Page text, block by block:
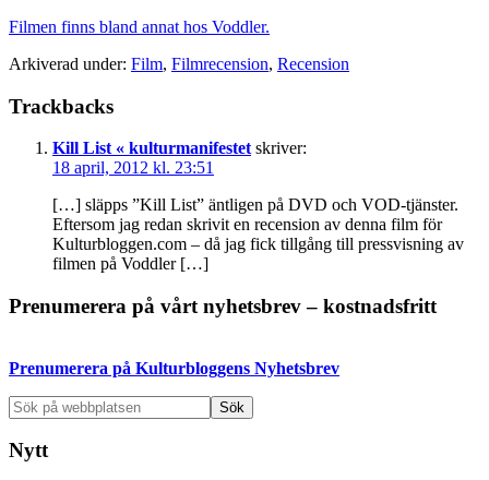
Filmen finns bland annat hos Voddler.
Arkiverad under: Film, Filmrecension, Recension
Läsarkommentarer
Trackbacks
Kill List « kulturmanifestet skriver:
18 april, 2012 kl. 23:51
[…] släpps ”Kill List” äntligen på DVD och VOD-tjänster.
Eftersom jag redan skrivit en recension av denna film för
Kulturbloggen.com – då jag fick tillgång till pressvisning av
filmen på Voddler […]
Primärt
Prenumerera på vårt nyhetsbrev – kostnadsfritt
Prenumerera på Kulturbloggens Nyhetsbrev
Sök
på
webbplatsen
Nytt